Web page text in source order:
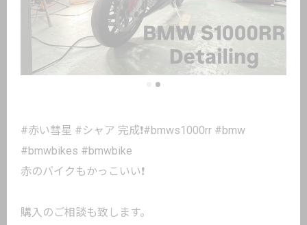
#赤い彗星 #シャア 完成❗️#bmws1000rr #bmw
#bmwbikes #bmwbike
赤のバイクもかっこいい❗️
購入のご相談も致します。